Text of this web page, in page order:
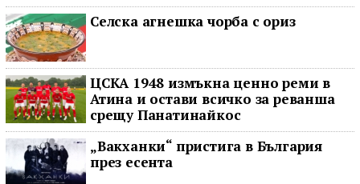
Селска агнешка чорба с ориз
ЦСКА 1948 измъкна ценно реми в
Атина и остави всичко за реванша
срещу Панатинайкос
„Вакханки“ пристига в България
през есента